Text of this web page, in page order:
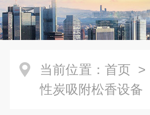
当前位置： 首页 >
性炭吸附松香设备